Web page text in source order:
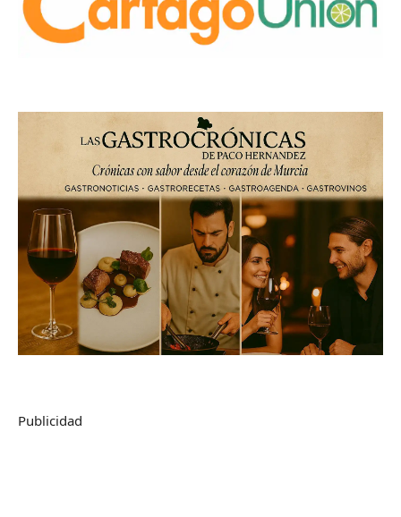
Publicidad